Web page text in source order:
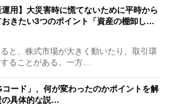
運用】大災害時に慌てないために平時から
おきたい3つのポイント「資産の棚卸し…
と、株式市場が大きく動いたり、取引環
ることがある。一方…
ード」、何が変わったのかポイントを解
具体的な説…